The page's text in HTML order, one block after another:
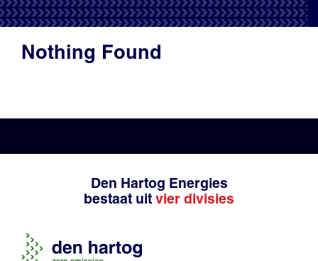
Productadvies
Nothing Found
Den Hartog Energies
bestaat uit vier divisies